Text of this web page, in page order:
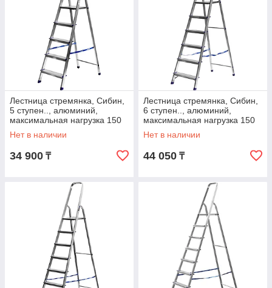
Лестница стремянка, Сибин,
5 ступен.., алюминий,
максимальная нагрузка 150
кг (38801-5)
Нет в наличии
34 900 ₸
Лестница стремянка, Сибин,
6 ступен.., алюминий,
максимальная нагрузка 150
кг (38801-6)
Нет в наличии
44 050 ₸